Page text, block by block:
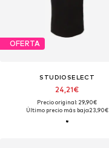
OFERTA
STUDIOSELECT
24,21€
Precio original: 29,90€
Último precio más bajo:23,90€